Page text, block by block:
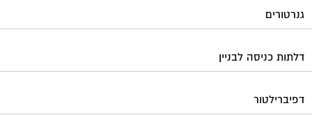
גנרטורים
דלתות כניסה לבניין
דפיברילטור